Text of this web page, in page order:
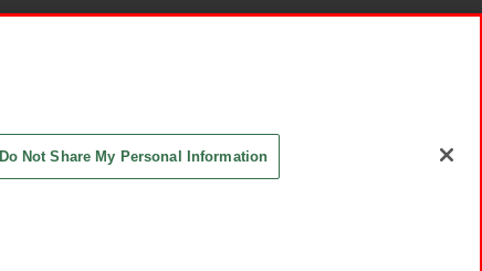
Do Not Share My Personal Information